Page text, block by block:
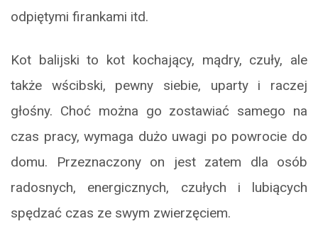
odpiętymi firankami itd.
Kot balijski to kot kochający, mądry, czuły, ale
także wścibski, pewny siebie, uparty i raczej
głośny. Choć można go zostawiać samego na
czas pracy, wymaga dużo uwagi po powrocie do
domu. Przeznaczony on jest zatem dla osób
radosnych, energicznych, czułych i lubiących
spędzać czas ze swym zwierzęciem.